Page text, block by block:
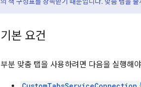
기본 요건
부분 맞춤 탭을 사용하려면 다음을 실행해